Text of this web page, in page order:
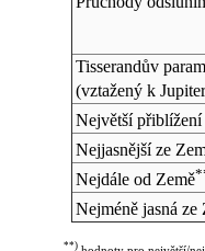
Tisserandův
(vztažený k
Největší
Nejjasnější ze
Nejdále od Země
Nejméně jasná ze
**)